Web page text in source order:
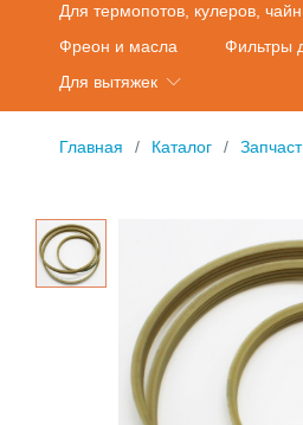
Для термопотов, кулеров,
Фреон и масла
Фильтры
Для вытяжек
Главная Каталог